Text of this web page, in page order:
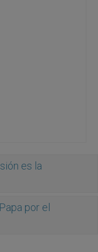
es la
por el